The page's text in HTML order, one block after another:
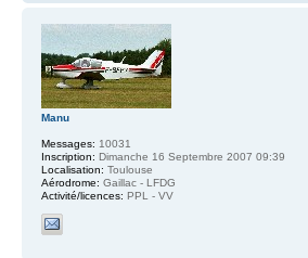
Manu
Messages: 10031
Inscription: Dimanche 16 Septembre 2007 09:39
Localisation: Toulouse
Aérodrome: Gaillac - LFDG
Activité/licences: PPL - VV